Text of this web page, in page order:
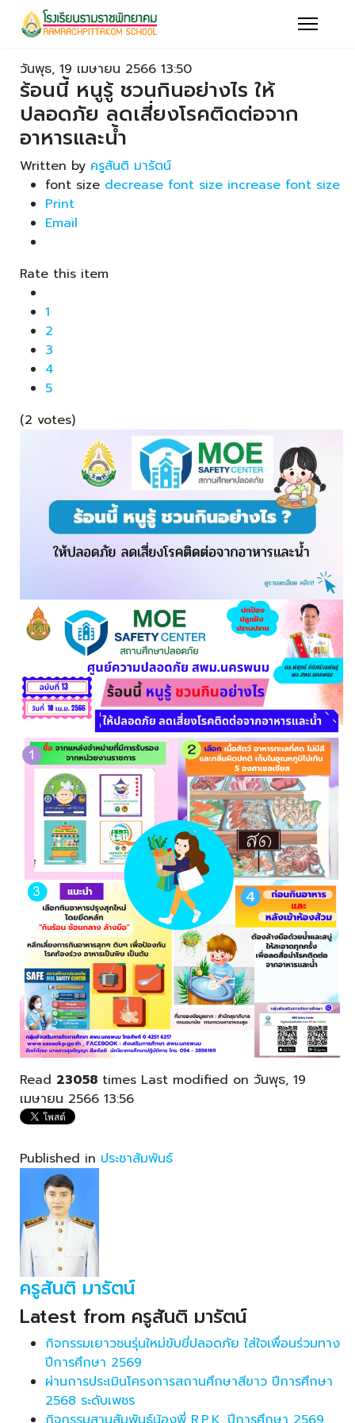
วันพุธ, 19 เมษายน 2566 13:50
ร้อนนี้ หนูรู้ ชวนกินอย่างไร ให้
ปลอดภัย ลดเสี่ยงโรคติดต่อจาก
อาหารและน้ำ
Written by ครูสันติ มารัตน์
font size decrease font size increase font size
Print
Email
Rate this item
1
2
3
4
5
(2 votes)
Read 23058 times Last modified on วันพุธ, 19
เมษายน 2566 13:56
Published in ประชาสัมพันธ์
ครูสันติ มารัตน์
Latest from ครูสันติ มารัตน์
กิจกรรมเยาวชนรุ่นใหม่ขับขี่ปลอดภัย ใส่ใจเพื่อนร่วมทาง
ปีการศึกษา 2569
ผ่านการประเมินโครงการสถานศึกษาสีขาว ปีการศึกษา
2568 ระดับเพชร